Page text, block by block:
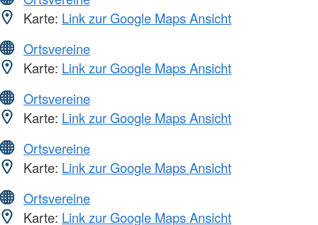
Karte: Link zur Google Maps Ansicht
Ortsvereine
Karte: Link zur Google Maps Ansicht
Ortsvereine
Karte: Link zur Google Maps Ansicht
Ortsvereine
Karte: Link zur Google Maps Ansicht
Ortsvereine
Karte: Link zur Google Maps Ansicht